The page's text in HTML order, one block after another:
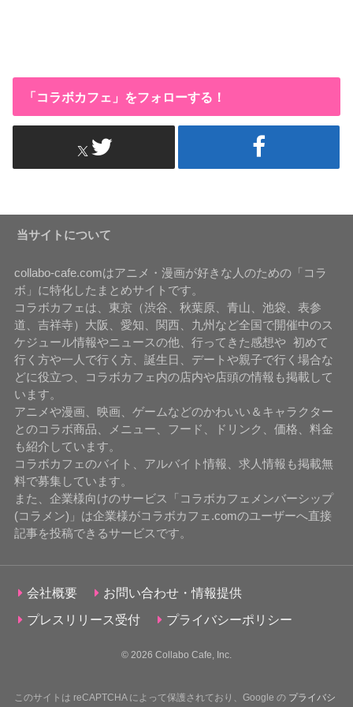
「コラボカフェ」をフォローする！
当サイトについて
collabo-cafe.comはアニメ・漫画が好きな人のための「コラ
ボ」に特化したまとめサイトです。
コラボカフェは、東京（渋谷、秋葉原、青山、池袋、表参
道、吉祥寺）大阪、愛知、関西、九州など全国で開催中のス
ケジュール情報やニュースの他、行ってきた感想や 初めて
行く方や一人で行く方、誕生日、デートや親子で行く場合な
どに役立つ、コラボカフェ内の店内や店頭の情報も掲載して
います。
アニメや漫画、映画、ゲームなどのかわいい＆キャラクター
とのコラボ商品、メニュー、フード、ドリンク、価格、料金
も紹介しています。
コラボカフェのバイト、アルバイト情報、求人情報も掲載無
料で募集しています。
また、企業様向けのサービス「コラボカフェメンバーシップ
(コラメン)」は企業様がコラボカフェ.comのユーザーへ直接
記事を投稿できるサービスです。
会社概要
お問い合わせ・情報提供
プレスリリース受付
プライバシーポリシー
© 2026 Collabo Cafe, Inc.
このサイトは reCAPTCHA によって保護されており、Google の プライバシ